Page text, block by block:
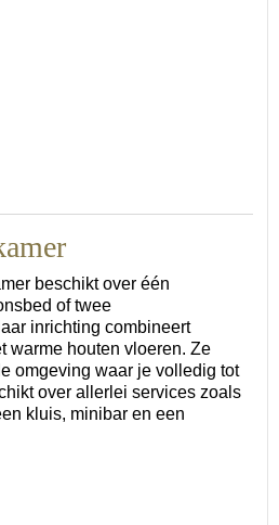
beschikt over één
of twee
inrichting combineert
warme houten vloeren. Ze
omgeving waar je volledig tot
over allerlei services zoals
kluis, minibar en een